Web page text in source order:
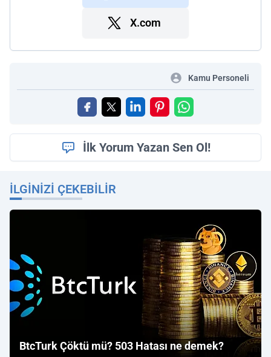
X.com
Kamu Personeli
İlk Yorum Yazan Sen Ol!
İLGINIZI ÇEKEBILIR
BtcTurk Çöktü mü? 503 Hatası ne demek?